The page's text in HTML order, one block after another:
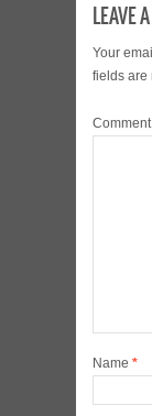
LEAVE
Your
fields are
Comment
Name *